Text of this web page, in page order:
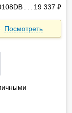
19 337
Посмотреть